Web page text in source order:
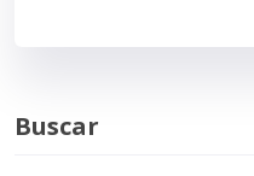
Buscar